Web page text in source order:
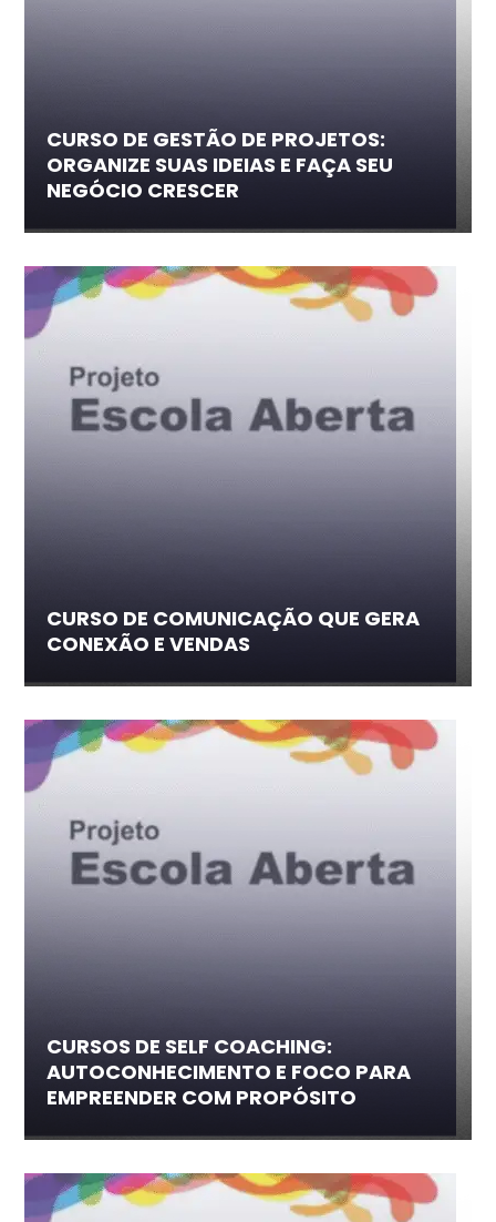
CURSO DE GESTÃO DE PROJETOS:
ORGANIZE SUAS IDEIAS E FAÇA SEU
NEGÓCIO CRESCER
CURSO DE COMUNICAÇÃO QUE GERA
CONEXÃO E VENDAS
CURSOS DE SELF COACHING:
AUTOCONHECIMENTO E FOCO PARA
EMPREENDER COM PROPÓSITO